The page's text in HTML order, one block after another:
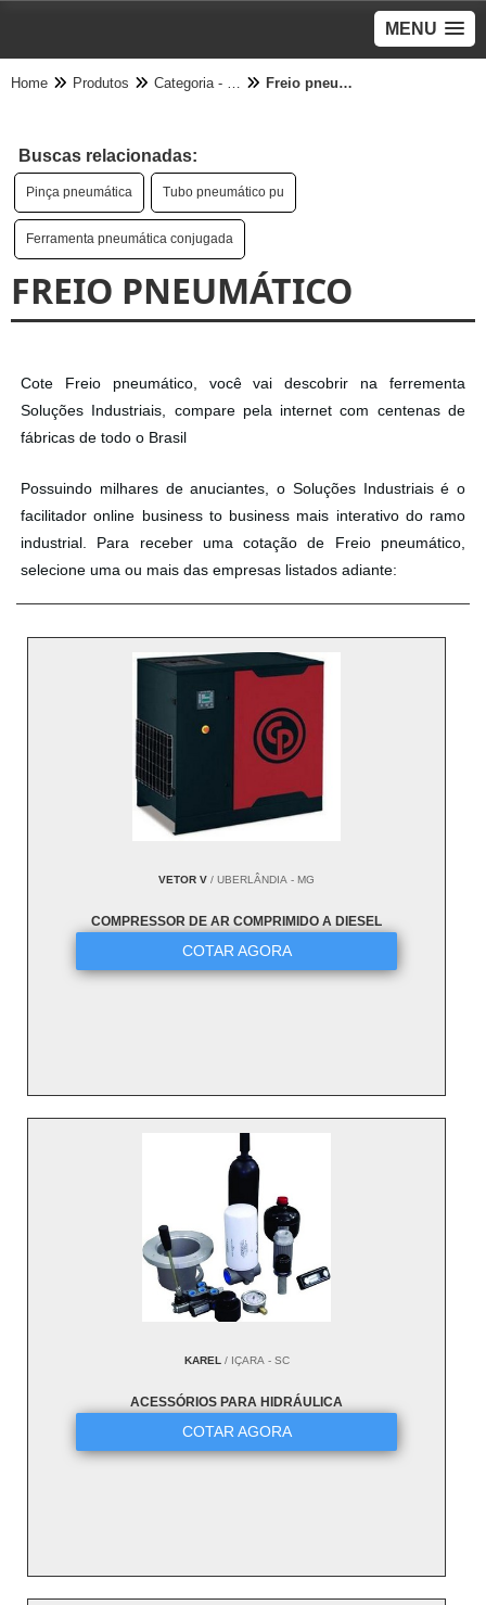
MENU
Home Produtos Categoria - Pneumático Freio pneumático
Buscas relacionadas:
Pinça pneumática Tubo pneumático pu
Ferramenta pneumática conjugada
FREIO PNEUMÁTICO
Cote Freio pneumático, você vai descobrir na ferrementa
Soluções Industriais, compare pela internet com centenas de
fábricas de todo o Brasil
Possuindo milhares de anuciantes, o Soluções Industriais é o
facilitador online business to business mais interativo do ramo
industrial. Para receber uma cotação de Freio pneumático,
selecione uma ou mais das empresas listados adiante:
VETOR V / UBERLÂNDIA - MG
COMPRESSOR DE AR COMPRIMIDO A DIESEL
COTAR AGORA
KAREL/ IÇARA - SC
ACESSÓRIOS PARA HIDRÁULICA
COTAR AGORA